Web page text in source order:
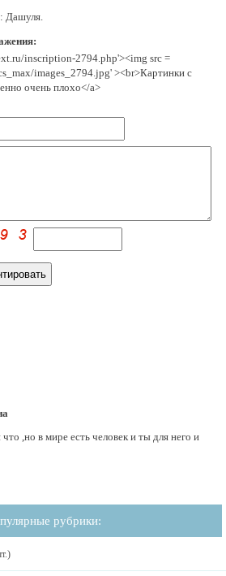
Дашуля.
inscription-2794.php'><img src =
images_2794.jpg' ><br>Картинки с
очень плохо</a>
,но в мире есть человек и ты для него и
рубрики: